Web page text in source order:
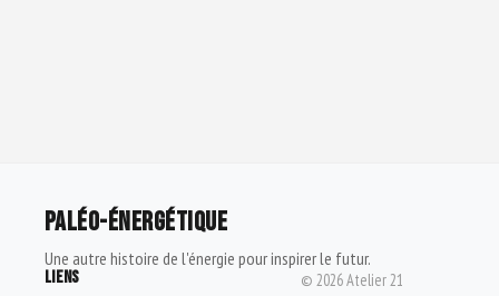
PALÉO-ÉNERGÉTIQUE
Une autre histoire de l'énergie pour inspirer le futur.
LIENS © 2026Atelier 21